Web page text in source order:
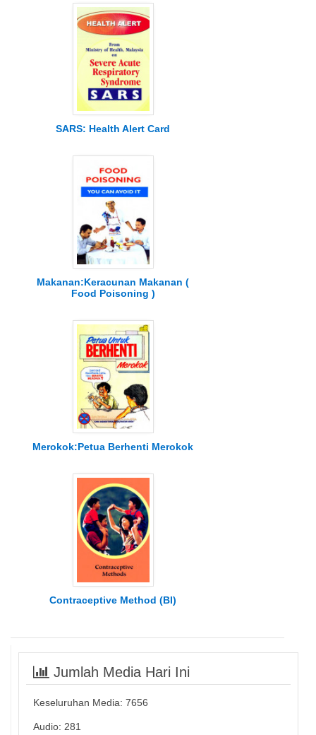
SARS: Health Alert Card
Makanan:Keracunan Makanan (
Food Poisoning )
Merokok:Petua Berhenti Merokok
Contraceptive Method (BI)
Jumlah Media Hari Ini
Keseluruhan Media: 7656
Audio: 281